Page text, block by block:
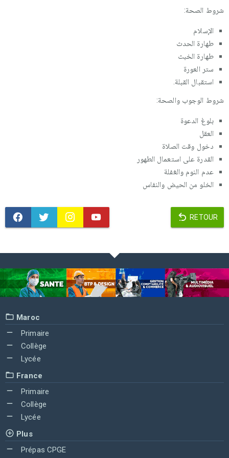
شروط الصحة:
الإسلام
طهارة الحدث
طهارة الخبث
ستر العورة
استقبال القبلة.
شروط الوجوب والصحة:
بلوغ الدعوة
العقل
دخول وقت الصلاة
القدرة على استعمال الطهور
عدم النوم والغفلة
الخلو من الحيض والنفاس
RETOUR
Maroc
Primaire
Collège
Lycée
France
Primaire
Collège
Lycée
Plus
Prépas CPGE